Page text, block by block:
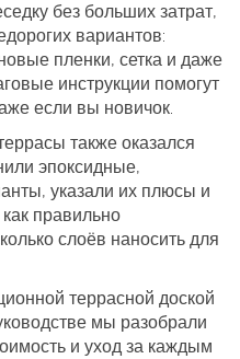
без больших затрат,
вариантов:
пленки, сетка и даже
инструкции помогут
если вы новичок.
также оказался
эпоксидные,
указали их плюсы и
правильно
слоёв наносить для
террасной доской
мы разобрали
и уход за каждым